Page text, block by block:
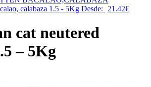
calabaza 1.5 - 5Kg Desde: 21.42€
cat neutered
– 5Kg